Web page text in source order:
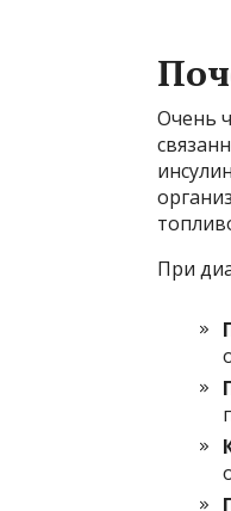
Очень
При